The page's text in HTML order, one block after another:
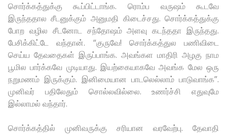
சொர்க்கத்துக்கு கூப்பிட்டாங்க. ரொம்ப வருஷம் கூடவே
இருந்ததால சீடனுக்கும் அனுமதி கிடைச்சது. சொர்க்கத்துக்கு
போற வழில சீடனோட சந்தோஷம் அளவு கடந்ததா இருந்தது.
பேசிக்கிட்டே வந்தான். “குருவே! சொர்க்கத்துல பணிவிடை
செய்ய தேவதைகள் இருப்பாங்க. அவங்கள மாதிரி அழகு நாம
பூமில பார்க்கவே முடியாது. இயற்கையாகவே அவங்க மேல ஒரு
நறுமணம் இருக்கும். இனிமையான பாடலெல்லாம் பாடுவாங்க”.
முனிவர் பதிலேதும் சொல்லவில்லை. உணர்ச்சி எதுவுமே
இல்லாமல் வந்தார்.
சொர்க்கத்தில் முனிவருக்கு சரியான வரவேற்பு. தேவாதி